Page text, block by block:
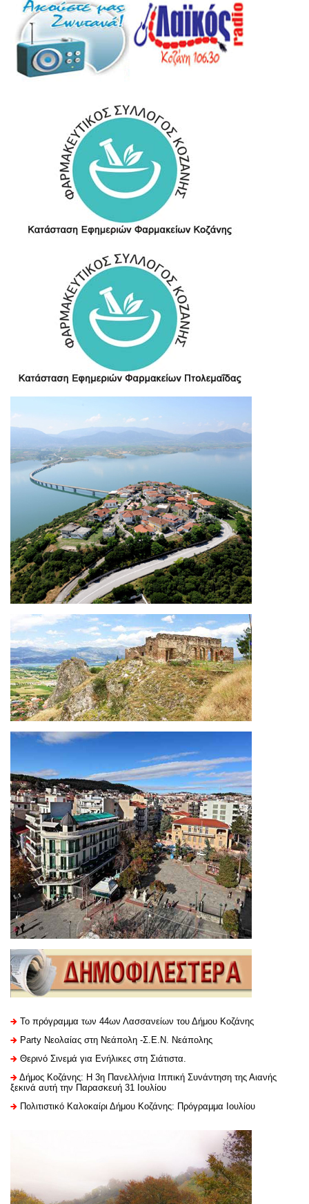
Το πρόγραμμα των 44ων Λασσανείων του Δήμου Κοζάνης
Party Νεολαίας στη Νεάπολη -Σ.Ε.Ν. Νεάπολης
Θερινό Σινεμά για Ενήλικες στη Σιάτιστα.
Δήμος Κοζάνης: Η 3η Πανελλήνια Ιππική Συνάντηση της Αιανής
ξεκινά αυτή την Παρασκευή 31 Ιουλίου
Πολιτιστικό Καλοκαίρι Δήμου Κοζάνης: Πρόγραμμα Ιουλίου